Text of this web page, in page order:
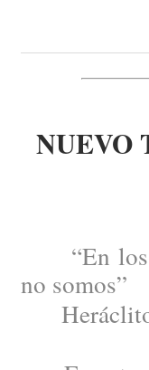
NUEVO
“En los
no somos”